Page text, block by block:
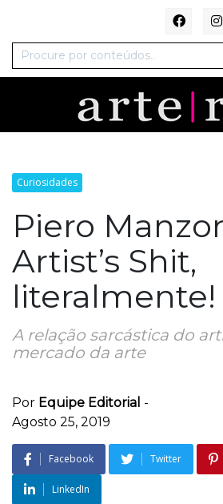
Curiosidades
Piero
Artist’s Shit,
literalmente!
A relação sarcástica do
mercado da arte
Por Equipe Editorial -
Agosto 25, 2019
Facebook Twitter
LinkedIn